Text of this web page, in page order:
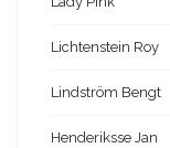
Lichtenstein Roy
Lindström Bengt
Henderiksse Jan